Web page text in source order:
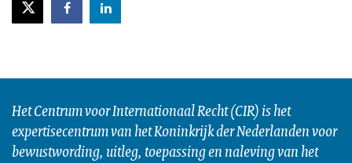
X-TwitterFacebookLinkedIn
Het Centrum voor Internationaal Recht (CIR) is het
expertisecentrum van het Koninkrijk der Nederlanden voor
bewustwording, uitleg, toepassing en naleving van het